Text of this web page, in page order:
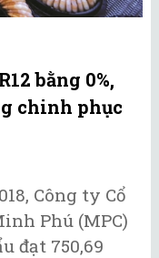
bằng 0%,
chinh phục
Công ty Cổ
Phú (MPC)
đạt 750,69